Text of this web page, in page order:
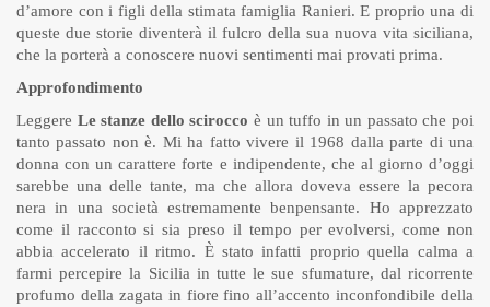
d’amore con i figli della stimata famiglia Ranieri. E proprio una di
queste due storie diventerà il fulcro della sua nuova vita siciliana,
che la porterà a conoscere nuovi sentimenti mai provati prima.
Approfondimento
Leggere Le stanze dello scirocco è un tuffo in un passato che poi
tanto passato non è. Mi ha fatto vivere il 1968 dalla parte di una
donna con un carattere forte e indipendente, che al giorno d’oggi
sarebbe una delle tante, ma che allora doveva essere la pecora
nera in una società estremamente benpensante. Ho apprezzato
come il racconto si sia preso il tempo per evolversi, come non
abbia accelerato il ritmo. È stato infatti proprio quella calma a
farmi percepire la Sicilia in tutte le sue sfumature, dal ricorrente
profumo della zagata in fiore fino all’accento inconfondibile della